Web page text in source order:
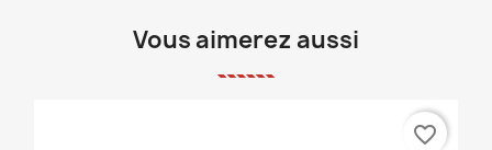
Vous aimerez aussi
favorite_border